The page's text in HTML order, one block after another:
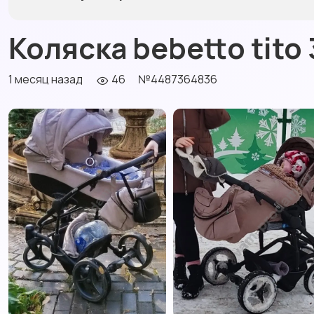
Коляска bebetto tito
1 месяц назад 46 №4487364836